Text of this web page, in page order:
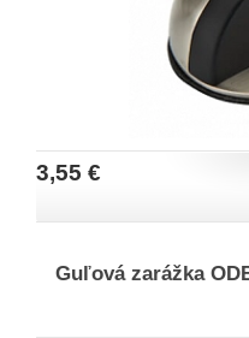
3,55 €
Guľová zarážka